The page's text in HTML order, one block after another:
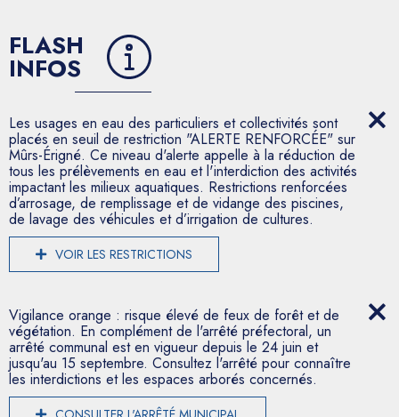
FLASH
INFOS
Les usages en eau des particuliers et collectivités sont
placés en seuil de restriction "ALERTE RENFORCÉE" sur
Mûrs-Érigné. Ce niveau d'alerte appelle à la réduction de
tous les prélèvements en eau et l'interdiction des activités
impactant les milieux aquatiques. Restrictions renforcées
d’arrosage, de remplissage et de vidange des piscines,
de lavage des véhicules et d’irrigation de cultures.
VOIR LES RESTRICTIONS
Vigilance orange : risque élevé de feux de forêt et de
végétation. En complément de l'arrêté préfectoral, un
arrêté communal est en vigueur depuis le 24 juin et
jusqu'au 15 septembre. Consultez l'arrêté pour connaître
les interdictions et les espaces arborés concernés.